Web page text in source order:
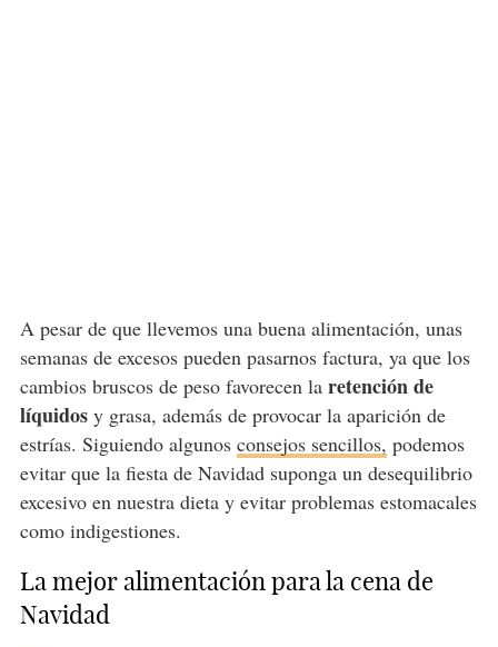
A pesar de que llevemos una buena alimentación, unas
semanas de excesos pueden pasarnos factura, ya que los
cambios bruscos de peso favorecen la retención de
líquidosy grasa, además de provocar la aparición de
estrías. Siguiendo algunos consejos sencillos, podemos
evitar que la fiesta de Navidad suponga un desequilibrio
excesivo en nuestra dieta y evitar problemas estomacales
como indigestiones.
La mejor alimentación para la cena de
Navidad